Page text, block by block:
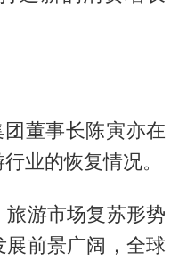
董事长陈寅亦在
业的恢复情况。
游市场复苏形势
前景广阔，全球